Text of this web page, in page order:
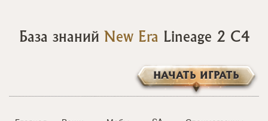
База знаний New Era Lineage 2 C4
НАЧАТЬ ИГРАТЬ